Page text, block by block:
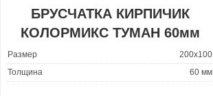
БРУСЧАТКА КИРПИЧИК
КОЛОРМИКС ТУМАН 60мм
Размер
200x100
Толщина
60 мм